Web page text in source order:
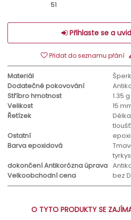
51
Přihlaste se a
Přidat do seznamu přání
Materiál
Dodatečné pokovování
Stříbro hmotnost
1.35 g
Velikost
15
Řetízek
Ostatní
Barva epoxidová
dokončení Antikorózna úprava
Velkoobchodní cena
bez
O TYTO PRODUKTY SE